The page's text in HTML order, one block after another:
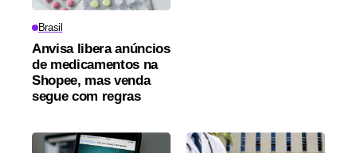
Brasil
Anvisa libera anúncios
de medicamentos na
Shopee, mas venda
segue com regras